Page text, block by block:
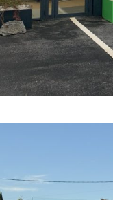
COMPÉTENCES ·
CLIMATIQUE·
·